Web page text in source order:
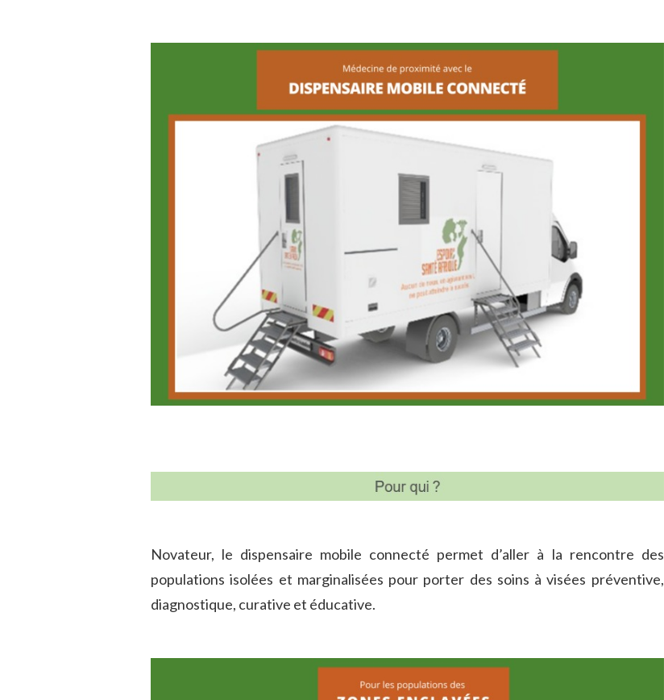
Novateur, le dispensaire mobile connecté permet d’aller à la rencontre des
populations isolées et marginalisées pour porter des soins à visées préventive,
diagnostique, curative et éducative.